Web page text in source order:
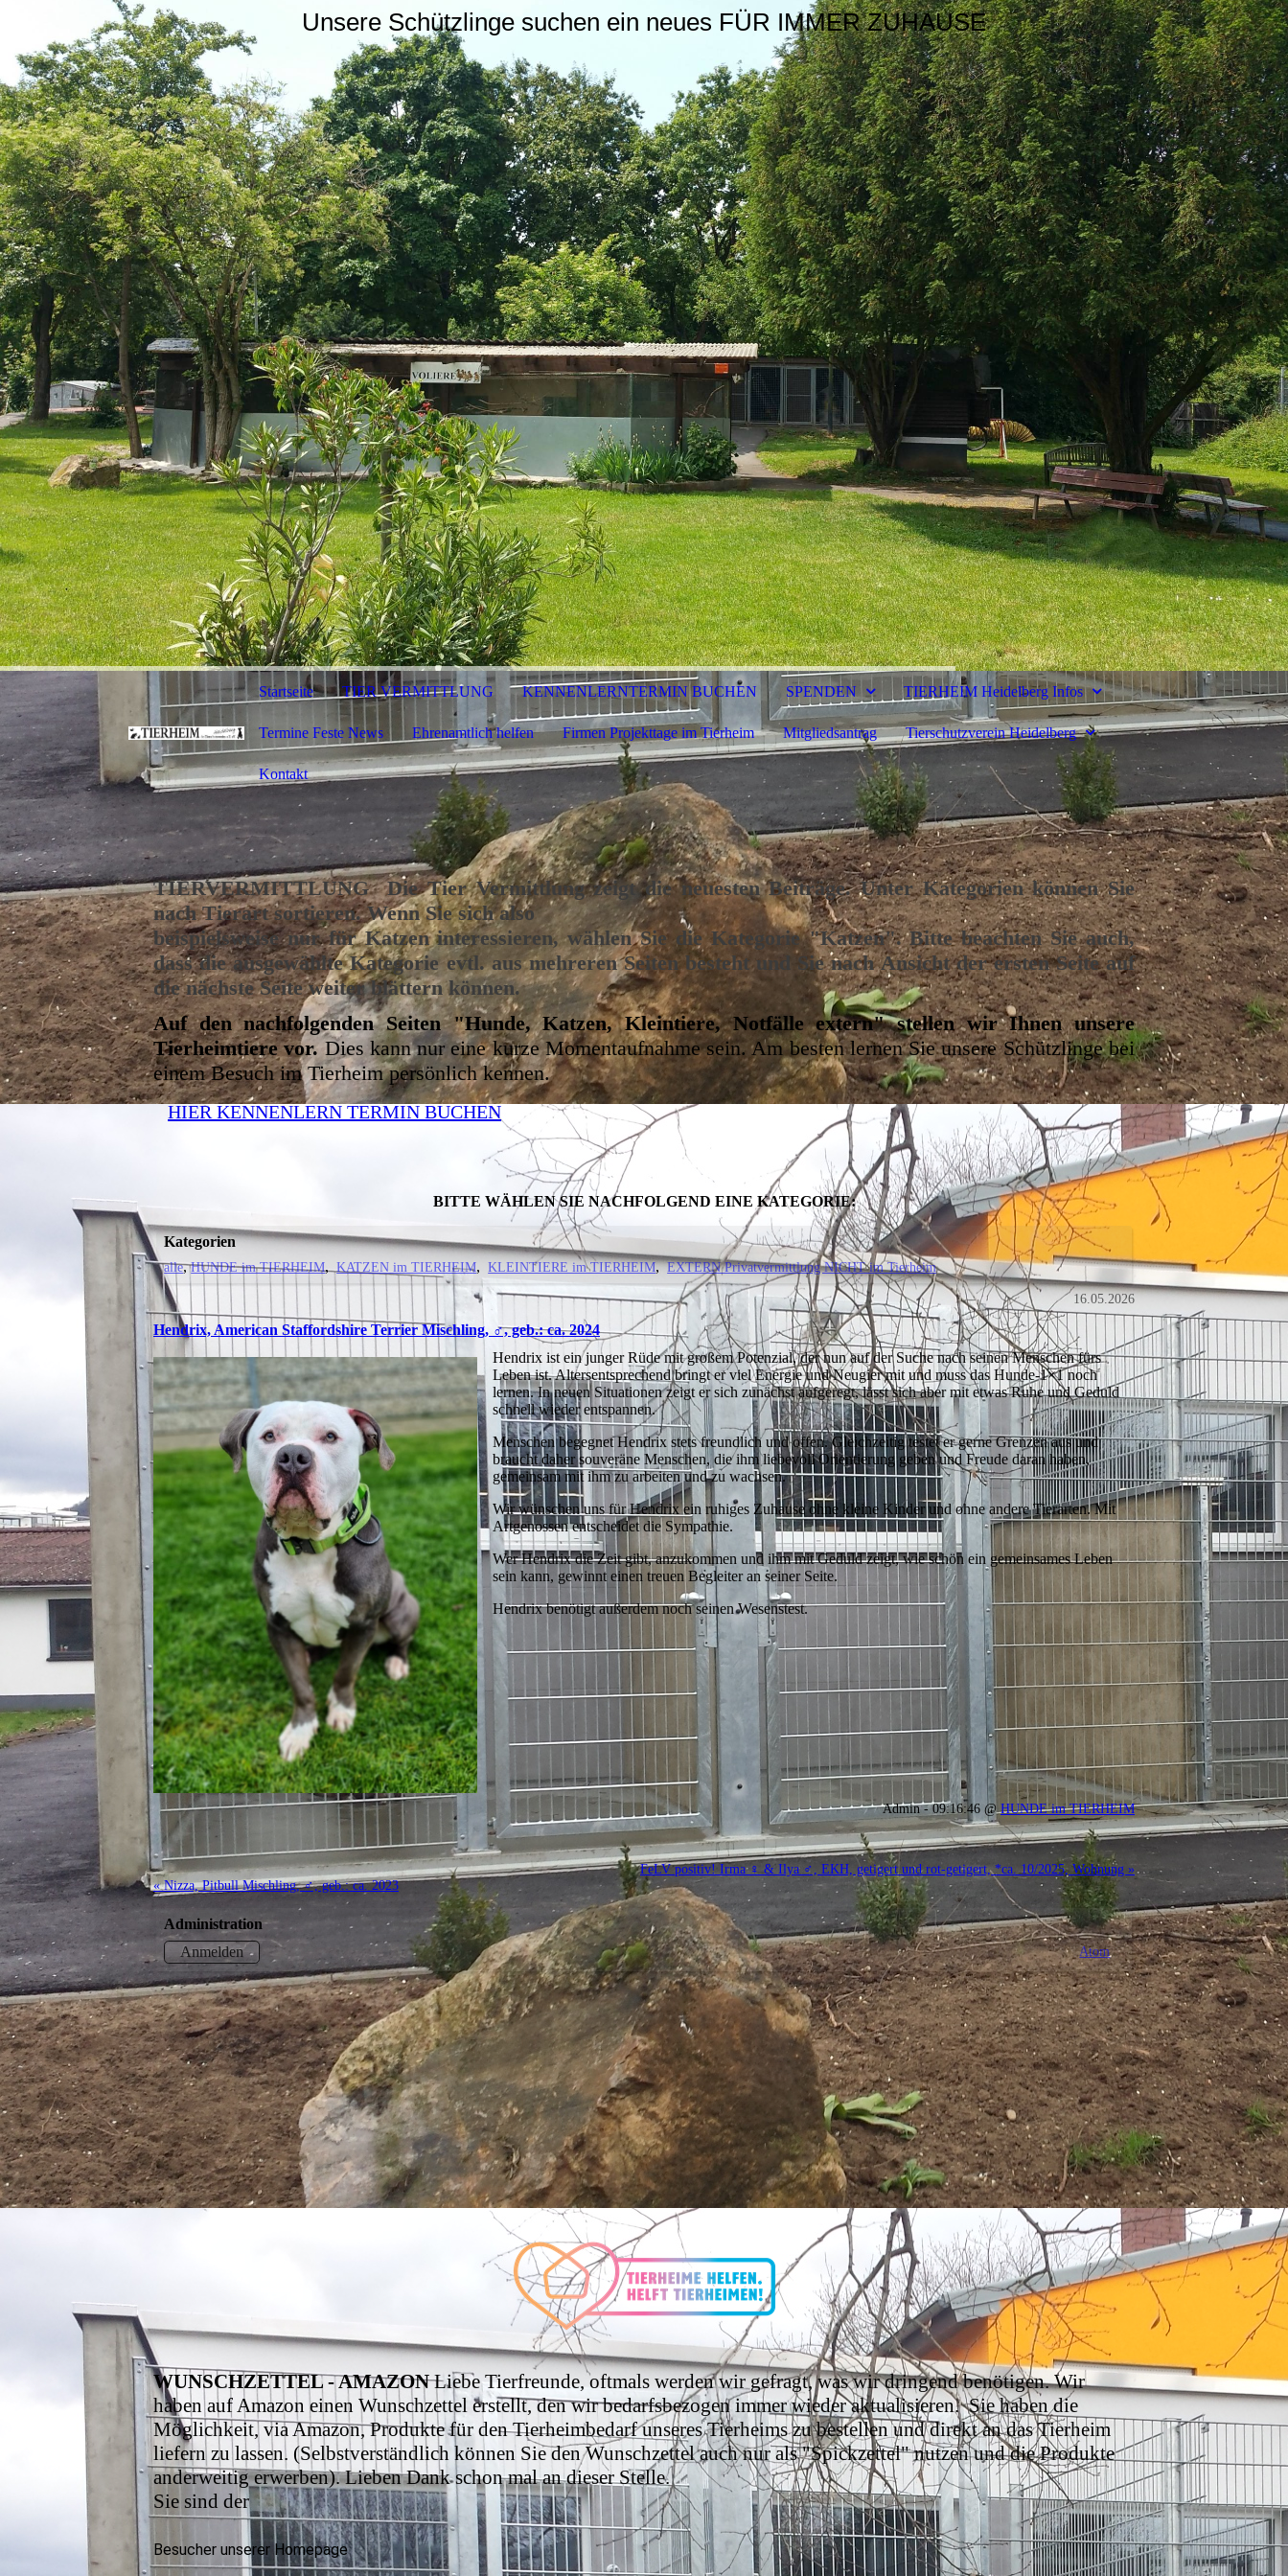
Unsere Schützlinge suchen ein neues FÜR IMMER ZUHAUSE
Startseite TIER VERMITTLUNG KENNENLERNTERMIN BUCHEN SPENDEN TIERHEIM Heidelberg Infos
Termine Feste News Ehrenamtlich helfen Firmen Projekttage im Tierheim Mitgliedsantrag Tierschutzverein Heidelberg
Kontakt
TIERVERMITTLUNGDie Tier Vermittlung zeigt die neuesten Beiträge. Unter Kategorien können Sie
nach Tierart sortieren. Wenn Sie sich also
beispielsweise nur für Katzen interessieren, wählen Sie die Kategorie "Katzen". Bitte beachten Sie auch,
dass die ausgewählte Kategorie evtl. aus mehreren Seiten besteht und Sie nach Ansicht der ersten Seite auf
die nächste Seite weiter blättern können.
Auf den nachfolgenden Seiten "Hunde, Katzen, Kleintiere, Notfälle extern" stellen wir Ihnen unsere
Tierheimtiere vor.Dies kann nur eine kurze Momentaufnahme sein. Am besten lernen Sie unsere Schützlinge bei
einem Besuch im Tierheim persönlich kennen.
HIER KENNENLERN TERMIN BUCHEN
BITTE WÄHLEN SIE NACHFOLGEND EINE KATEGORIE:
Kategorien
alle HUNDE im TIERHEIM KATZEN im TIERHEIM KLEINTIERE im TIERHEIM EXTERN Privatvermittlung NICHT im Tierheim
16.05.2026
Hendrix, American Staffordshire Terrier Mischling, ♂, geb.: ca. 2024
Hendrix ist ein junger Rüde mit großem Potenzial, der nun auf der Suche nach seinen Menschen fürs
Leben ist. Altersentsprechend bringt er viel Energie und Neugier mit und muss das Hunde-1×1 noch
lernen. In neuen Situationen zeigt er sich zunächst aufgeregt, lässt sich aber mit etwas Ruhe und Geduld
schnell wieder entspannen.
Menschen begegnet Hendrix stets freundlich und offen. Gleichzeitig testet er gerne Grenzen aus und
braucht daher souveräne Menschen, die ihm liebevoll Orientierung geben und Freude daran haben,
gemeinsam mit ihm zu arbeiten und zu wachsen.
Wir wünschen uns für Hendrix ein ruhiges Zuhause ohne kleine Kinder und ohne andere Tierarten. Mit
Artgenossen entscheidet die Sympathie.
Wer Hendrix die Zeit gibt, anzukommen und ihm mit Geduld zeigt, wie schön ein gemeinsames Leben
sein kann, gewinnt einen treuen Begleiter an seiner Seite.
Hendrix benötigt außerdem noch seinen Wesenstest.
Admin - 09:16:46 @HUNDE im TIERHEIM
FeLV positiv! Irma ♀ & Ilya ♂, EKH, getigert und rot-getigert, *ca. 10/2025, Wohnung »
« Nizza, Pitbull Mischling, ♂, geb.: ca. 2023
Administration
Anmelden
Atom
WUNSCHZETTEL - AMAZONLiebe Tierfreunde, oftmals werden wir gefragt, was wir dringend benötigen. Wir
haben auf Amazon einen Wunschzettel erstellt, den wir bedarfsbezogen immer wieder aktualisieren. Sie haben die
Möglichkeit, via Amazon, Produkte für den Tierheimbedarf unseres Tierheims zu bestellen und direkt an das Tierheim
liefern zu lassen. (Selbstverständlich können Sie den Wunschzettel auch nur als "Spickzettel" nutzen und die Produkte
anderweitig erwerben). Lieben Dank schon mal an dieser Stelle.
Sie sind der
Besucher unserer Homepage